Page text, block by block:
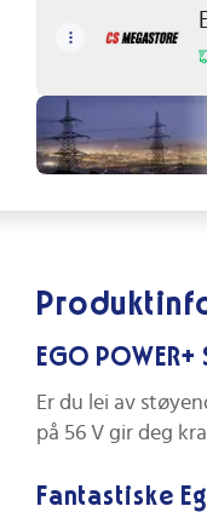
EGO
Er du lei av
på 56 V gir deg
Fantastiske